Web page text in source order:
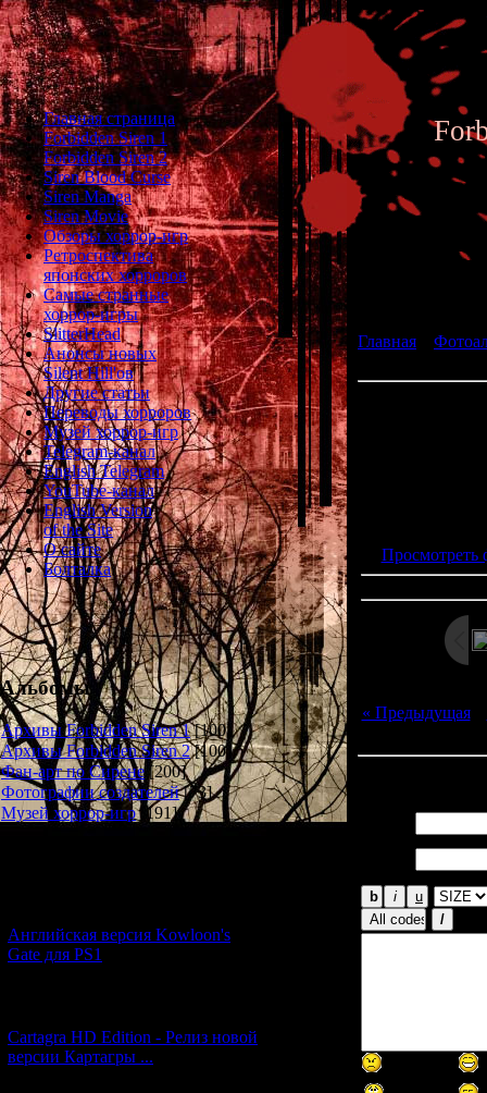
Главная страница
Forbidden Siren 1
Forbidden Siren 2
Siren Blood Curse
Siren Manga
Siren Movie
Обзоры хоррор-игр
Ретроспектива
японских хорроров
Самые странные
хоррор-игры
SlitterHead
Анонсы новых
Silent Hill'ов
Другие статьи
Переводы хорроров
Музей хоррор-игр
Telegram-канал
English Telegram
YouTube-канал
English Version
of the Site
О сайте
Болталка
Альбомы
Архивы Forbidden Siren 1 [100]
Архивы Forbidden Siren 2 [100]
Фан-арт по Сирене [200]
Фотографии создателей [73]
Музей хоррор-игр
[191]
Английская версия Kowloon's
Gate для PS1
Cartagra HD Edition - Релиз новой
версии Картагры ...
Главная
Просмотреть
« Предыдущая|